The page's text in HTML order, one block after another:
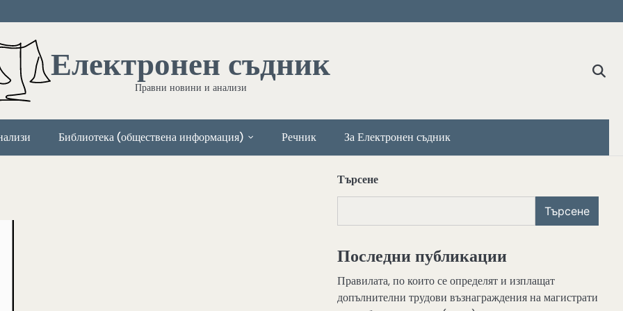
Електронен съдник
Правни новини и анализи
Библиотека (обществена информация) Речник За Електронен съдник
Търсене
Търсене
Последни публикации
Правилата, по които се определят и изплащат
допълнителни трудови възнаграждения на магистрати